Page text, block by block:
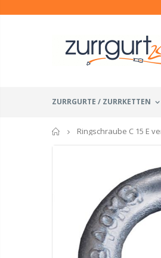
ZURRGURTE / ZURRKETTEN
Startseite
Ringschraube C 15 E